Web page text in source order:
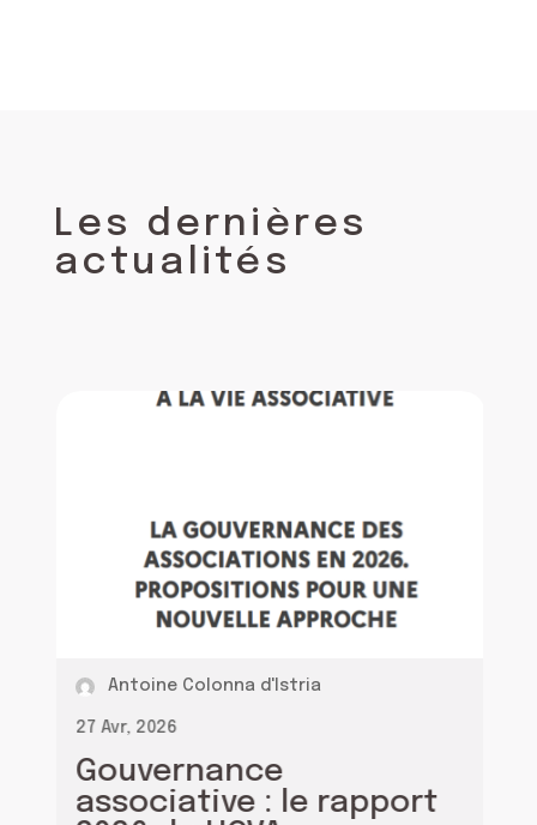
Les dernières
actualités
Antoine Colonna d'Istria
27 Avr, 2026
Gouvernance
associative : le rapport